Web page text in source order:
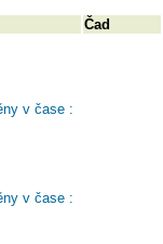
Čad
v čase :
v čase :